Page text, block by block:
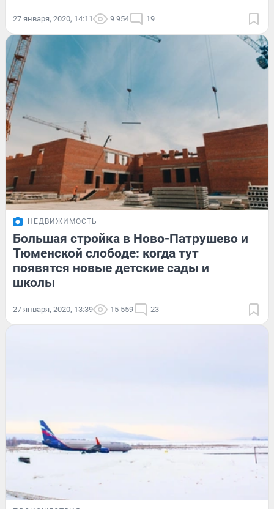
27 января, 2020, 14:11 9 954 19
НЕДВИЖИМОСТЬ
Большая стройка в Ново-Патрушево и
Тюменской слободе: когда тут
появятся новые детские сады и
школы
27 января, 2020, 13:39 15 559 23